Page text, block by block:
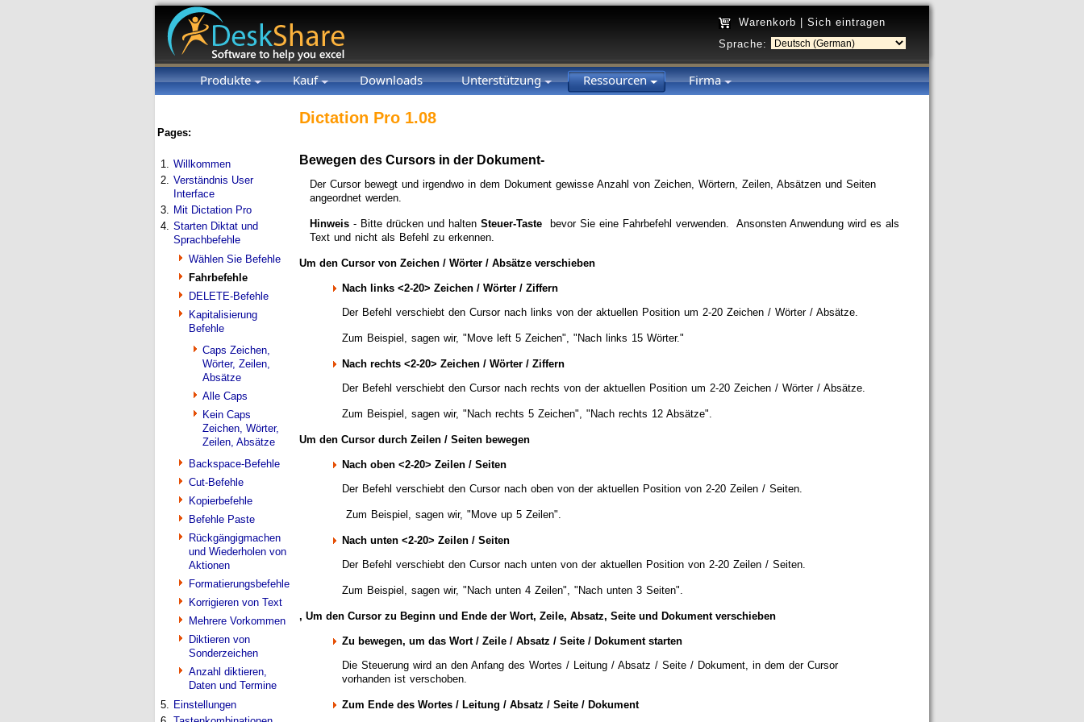
Warenkorb
Sich eintragen
Sprache:
Produkte Kauf Downloads Unterstützung Ressourcen Firma
Pages:
1. Willkommen
2. Verständnis User
Interface
3. Mit Dictation Pro
4. Starten Diktat und
Sprachbefehle
Wählen Sie Befehle
Fahrbefehle
DELETE-Befehle
Kapitalisierung
Befehle
Caps Zeichen,
Wörter, Zeilen,
Absätze
Alle Caps
Kein Caps
Zeichen, Wörter,
Zeilen, Absätze
Backspace-Befehle
Cut-Befehle
Kopierbefehle
Befehle Paste
Rückgängigmachen
und Wiederholen von
Aktionen
Formatierungsbefehle
Korrigieren von Text
Mehrere Vorkommen
Diktieren von
Sonderzeichen
Anzahl diktieren,
Daten und Termine
5. Einstellungen
Dictation Pro 1.08
Bewegen des Cursors in der Dokument-
Der Cursor bewegt und irgendwo in dem Dokument gewisse Anzahl von Zeichen, Wörtern, Zeilen, Absätzen und Seiten
angeordnet werden.
Hinweis - Bitte drücken und halten Steuer-Taste bevor Sie eine Fahrbefehl verwenden. Ansonsten Anwendung wird es als
Text und nicht als Befehl zu erkennen.
Um den Cursor von Zeichen / Wörter / Absätze verschieben
Nach links <2-20> Zeichen / Wörter / Ziffern
Der Befehl verschiebt den Cursor nach links von der aktuellen Position um 2-20 Zeichen / Wörter / Absätze.
Zum Beispiel, sagen wir, "Move left 5 Zeichen", "Nach links 15 Wörter."
Nach rechts <2-20> Zeichen / Wörter / Ziffern
Der Befehl verschiebt den Cursor nach rechts von der aktuellen Position um 2-20 Zeichen / Wörter / Absätze.
Zum Beispiel, sagen wir, "Nach rechts 5 Zeichen", "Nach rechts 12 Absätze".
Um den Cursor durch Zeilen / Seiten bewegen
Nach oben <2-20> Zeilen / Seiten
Der Befehl verschiebt den Cursor nach oben von der aktuellen Position von 2-20 Zeilen / Seiten.
Zum Beispiel, sagen wir, "Move up 5 Zeilen".
Nach unten <2-20> Zeilen / Seiten
Der Befehl verschiebt den Cursor nach unten von der aktuellen Position von 2-20 Zeilen / Seiten.
Zum Beispiel, sagen wir, "Nach unten 4 Zeilen", "Nach unten 3 Seiten".
, Um den Cursor zu Beginn und Ende der Wort, Zeile, Absatz, Seite und Dokument verschieben
Zu bewegen, um das Wort / Zeile / Absatz / Seite / Dokument starten
Die Steuerung wird an den Anfang des Wortes / Leitung / Absatz / Seite / Dokument, in dem der Cursor
vorhanden ist verschoben.
Zum Ende des Wortes / Leitung / Absatz / Seite / Dokument